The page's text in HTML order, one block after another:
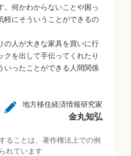
。何かわからないことや困っ
軽にそういうことができるの
人が大きな家具を買いに行
クを出して手伝ってくれたり
いったことができる人間関係
地方移住経済情報研究家
金丸知弘
ることは、著作権法上での例
れています